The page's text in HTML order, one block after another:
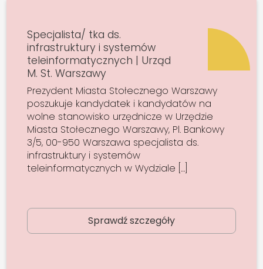
Specjalista/ tka ds.
infrastruktury i systemów
teleinformatycznych | Urząd
M. St. Warszawy
Prezydent Miasta Stołecznego Warszawy
poszukuje kandydatek i kandydatów na
wolne stanowisko urzędnicze w Urzędzie
Miasta Stołecznego Warszawy, Pl. Bankowy
3/5, 00-950 Warszawa specjalista ds.
infrastruktury i systemów
teleinformatycznych w Wydziale […]
Sprawdź szczegóły